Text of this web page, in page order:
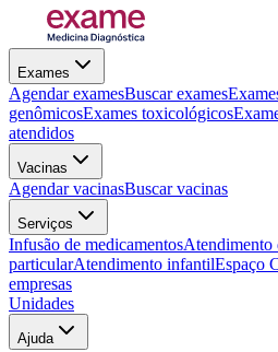
Exames
Agendar examesBuscar exames
genômicosExames toxicológicos
atendidos
Vacinas
Agendar vacinasBuscar vacinas
Serviços
Infusão de medicamentos
particularAtendimento infantilEspaço
empresas
Unidades
Ajuda